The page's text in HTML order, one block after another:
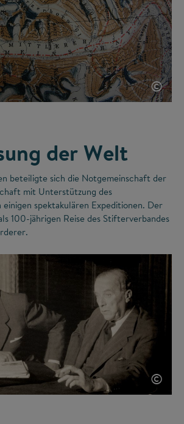
©
der Welt
beteiligte sich die Notgemeinschaft der
mit Unterstützung des
spektakulären Expeditionen. Der
100-jährigen Reise des Stifterverbandes
©